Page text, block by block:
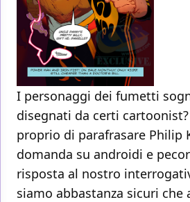
I personaggi dei fumetti
disegnati da certi
proprio di parafrasare Philip
domanda su androidi e
risposta al nostro
siamo abbastanza sicuri che